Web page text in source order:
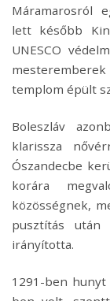
Máramarosról
lett később
UNESCO
mesteremberek
templom épült
Boleszláv
klarissza
Ószandecbe
korára
közösségnek,
pusztítás
irányította.
1291-ben hunyt